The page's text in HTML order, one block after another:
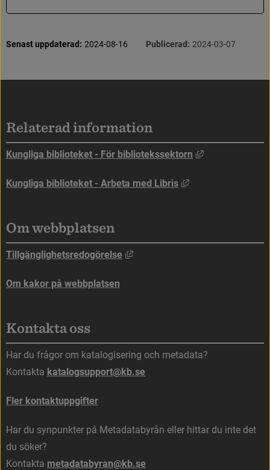
Sidinformation
Senast uppdaterad: 2024-08-16 Publicerad: 2024-03-07
Relaterad information
Kungliga biblioteket - För bibliotekssektorn Länk till annan
Kungliga biblioteket - Arbeta med Libris Länk till annan
Om webbplatsen
Tillgänglighetsredogörelse Länk till annan webbplats,
Om kakor på webbplatsen
Kontakta oss
Har du frågor om katalogisering och metadata?
Kontakta katalogsupport@kb.se
Fler kontaktuppgifter
Har du synpunkter på Metadatabyrån eller hittar du inte det
du söker?
Kontakta metadatabyran@kb.se